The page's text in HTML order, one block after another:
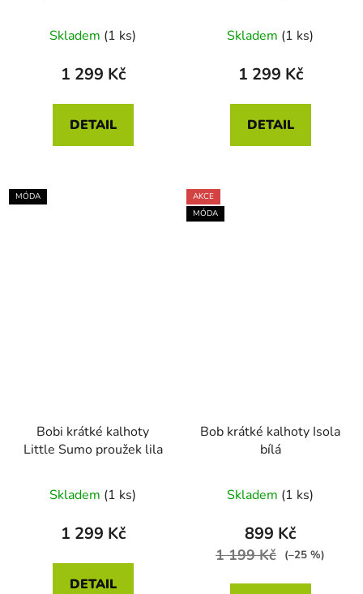
Skladem (1 ks)
1 299 Kč
DETAIL
Skladem (1 ks)
1 299 Kč
DETAIL
MÓDA
Bobi krátké kalhoty
Little Sumo proužek lila
Skladem (1 ks)
1 299 Kč
DETAIL
AKCE
MÓDA
Bob krátké kalhoty Isola
bílá
Skladem (1 ks)
899 Kč
1 199 Kč (–25 %)